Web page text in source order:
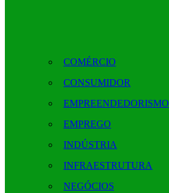
COMÉRCIO
CONSUMIDOR
EMPREENDEDORISMO
EMPREGO
INDÚSTRIA
INFRAESTRUTURA
NEGÓCIOS